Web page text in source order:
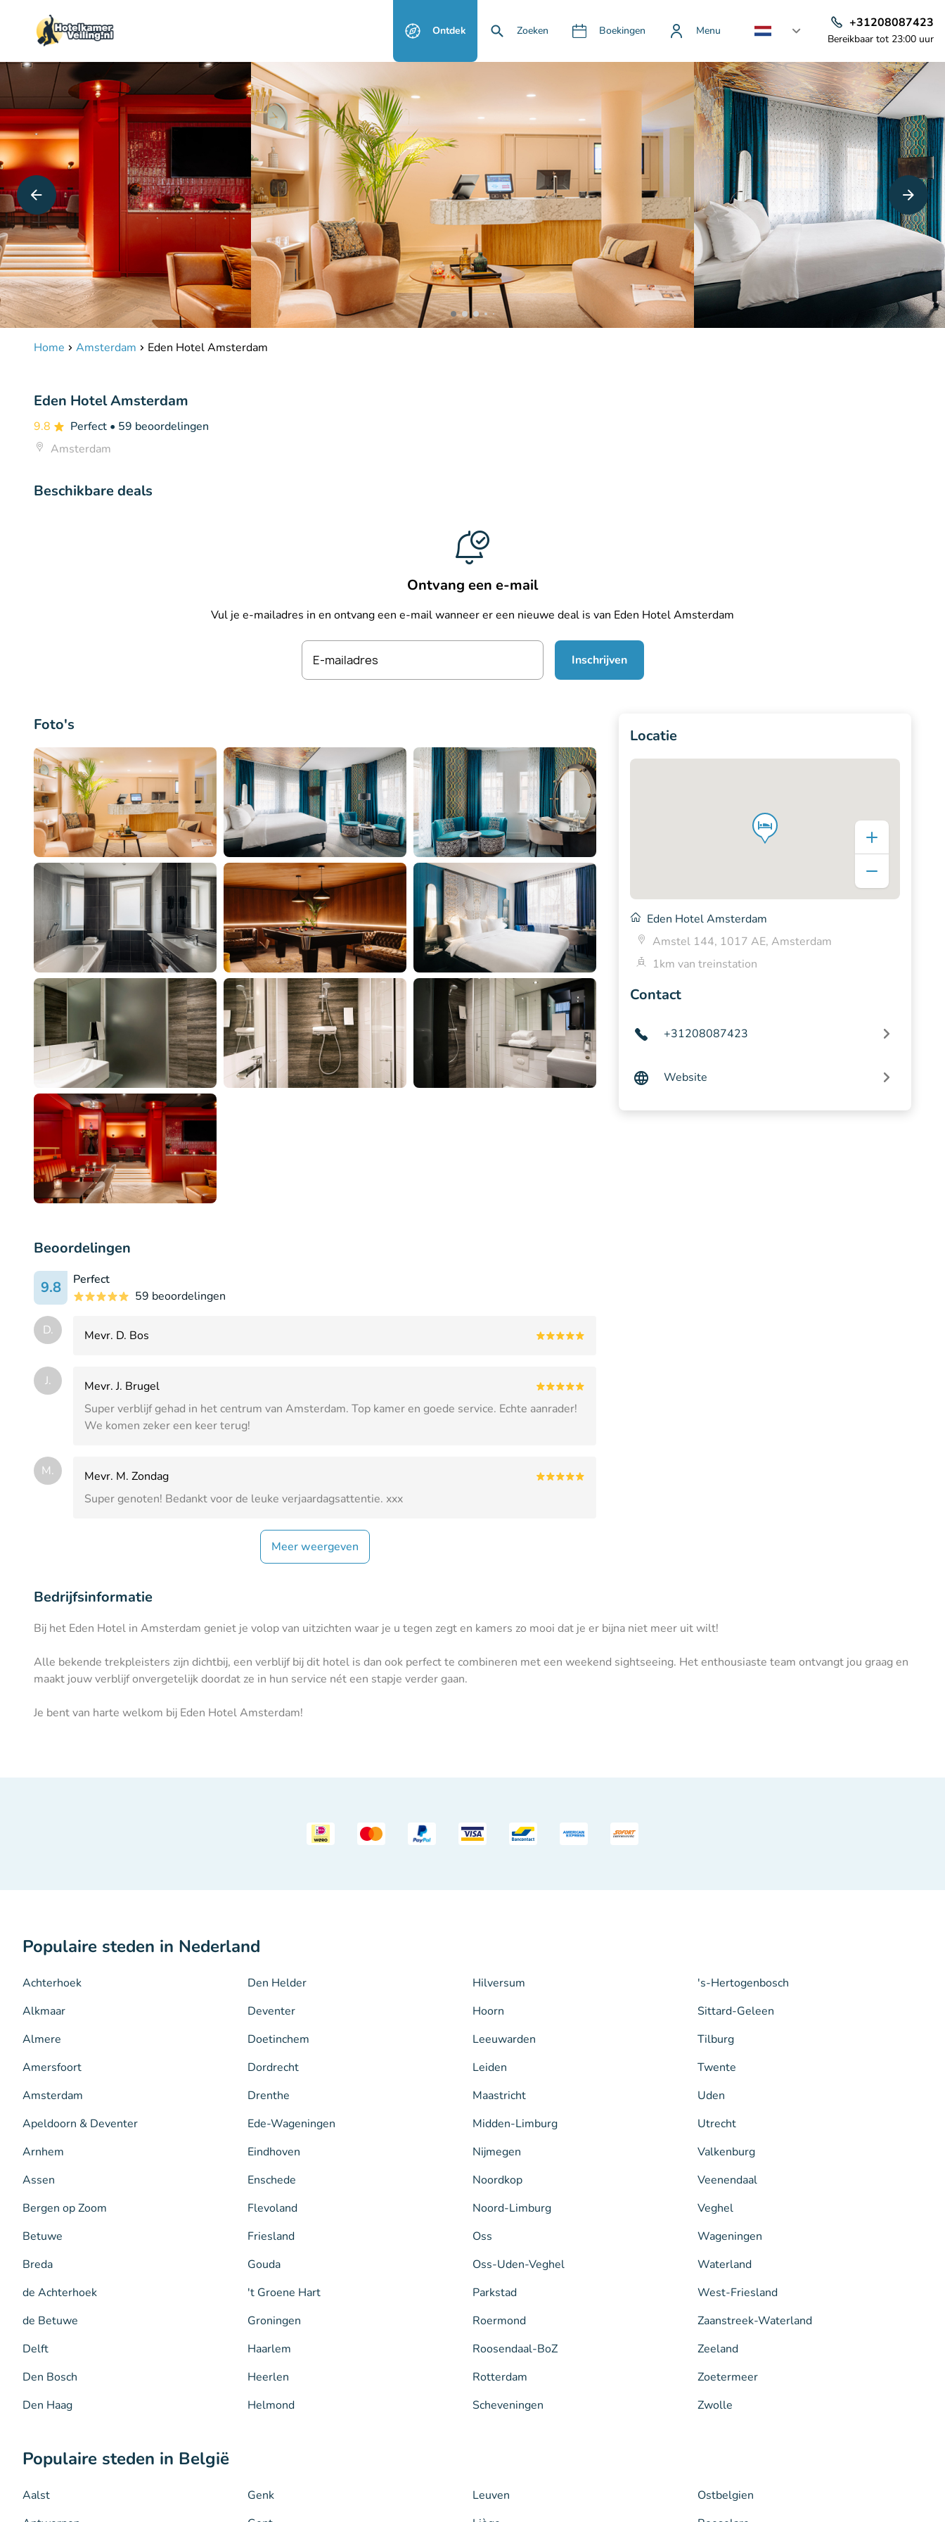
Ontdek Zoeken Boekingen Menu
+31208087423
Bereikbaar tot 23:00 uur
Home Amsterdam Eden Hotel Amsterdam
Eden Hotel Amsterdam
9.8 Perfect • 59 beoordelingen
Amsterdam
Beschikbare deals
Ontvang een e-mail
Vul je e-mailadres in en ontvang een e-mail wanneer er een nieuwe deal is van Eden Hotel Amsterdam
E-mailadres Inschrijven
Foto's
Beoordelingen
9.8
Perfect
59 beoordelingen
D. Mevr. D. Bos
J.
Mevr. J. Brugel
Super verblijf gehad in het centrum van Amsterdam. Top kamer en goede service. Echte aanrader!
We komen zeker een keer terug!
M.
Mevr. M. Zondag
Super genoten! Bedankt voor de leuke verjaardagsattentie. xxx
Meer weergeven
Locatie
Eden Hotel Amsterdam
Amstel 144, 1017 AE, Amsterdam
1km van treinstation
Contact
+31208087423
Website
Bedrijfsinformatie
Bij het Eden Hotel in Amsterdam geniet je volop van uitzichten waar je u tegen zegt en kamers zo mooi dat je er bijna niet meer uit wilt!
Alle bekende trekpleisters zijn dichtbij, een verblijf bij dit hotel is dan ook perfect te combineren met een weekend sightseeing. Het enthousiaste team ontvangt jou graag en
maakt jouw verblijf onvergetelijk doordat ze in hun service nét een stapje verder gaan.
Je bent van harte welkom bij Eden Hotel Amsterdam!
Populaire steden in Nederland
Achterhoek
Alkmaar
Almere
Amersfoort
Amsterdam
Apeldoorn & Deventer
Arnhem
Assen
Bergen op Zoom
Betuwe
Breda
de Achterhoek
de Betuwe
Delft
Den Bosch
Den Haag
Den Helder
Deventer
Doetinchem
Dordrecht
Drenthe
Ede-Wageningen
Eindhoven
Enschede
Flevoland
Friesland
Gouda
't Groene Hart
Groningen
Haarlem
Heerlen
Helmond
Hilversum
Hoorn
Leeuwarden
Leiden
Maastricht
Midden-Limburg
Nijmegen
Noordkop
Noord-Limburg
Oss
Oss-Uden-Veghel
Parkstad
Roermond
Roosendaal-BoZ
Rotterdam
Scheveningen
's-Hertogenbosch
Sittard-Geleen
Tilburg
Twente
Uden
Utrecht
Valkenburg
Veenendaal
Veghel
Wageningen
Waterland
West-Friesland
Zaanstreek-Waterland
Zeeland
Zoetermeer
Zwolle
Populaire steden in België
Aalst
Genk
Leuven
Ostbelgien